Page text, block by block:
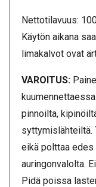
Nettotilavuus:
Käytön aikana
limakalvot ovat
VAROITUS:
pinnoilta,
syttymislähteiltä.
eikä polttaa edes
auringonvalolta.
Pidä poissa